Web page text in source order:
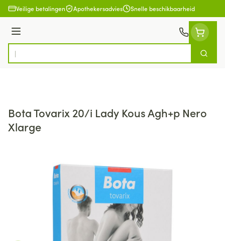
Ga naar de inhoud
Veilige betalingen Apothekersadvies Snelle beschikbaarheid
Menu
Product, merk, categorie...
Zoek
Bota Tovarix 20/i Lady Kous Agh+p Nero
Xlarge